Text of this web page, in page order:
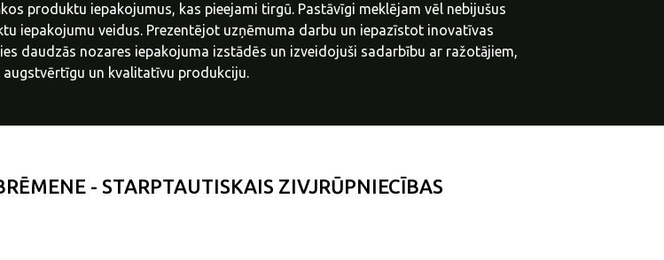
produktu iepakojumus, kas pieejami tirgū. Pastāvīgi meklējam vēl nebijušus
iepakojumu veidus. Prezentējot uzņēmuma darbu un iepazīstot inovatīvas
daudzās nozares iepakojuma izstādēs un izveidojuši sadarbību ar ražotājiem,
augstvērtīgu un kvalitatīvu produkciju.
- STARPTAUTISKAIS ZIVJRŪPNIECĪBAS